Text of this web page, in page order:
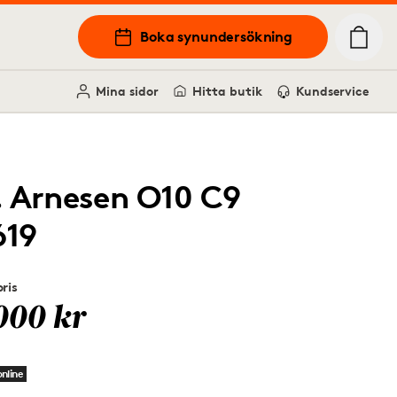
Boka synundersökning
Mina sidor Hitta butik Kundservice
Arnesen O10 C9
kr